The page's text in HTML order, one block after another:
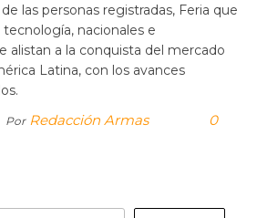
las personas registradas, Feria que
nacionales e
alistan a la conquista del mercado
Latina, con los avances
Por Redacción Armas 0